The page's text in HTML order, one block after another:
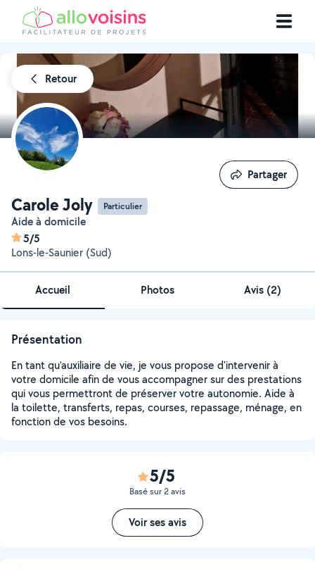
Retour
Carole Joly Particulier
Aide à domicile
5/5
Lons-le-Saunier (Sud)
Partager
Partager
Accueil Photos Avis (2)
Présentation
En tant qu'auxiliaire de vie, je vous propose d'intervenir à
votre domicile afin de vous accompagner sur des prestations
qui vous permettront de préserver votre autonomie. Aide à
la toilette, transferts, repas, courses, repassage, ménage, en
fonction de vos besoins.
5/5
Basé sur 2 avis
Voir ses avis